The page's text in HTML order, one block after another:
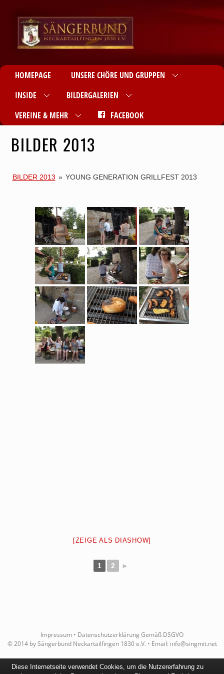
HOMEPAGE
UNSERE CHÖRE UND GRUPPEN
INSIDE
BILDERGALERIEN
VEREINE & MEHR
FACEBOOK
BILDER 2013
BILDER 2013 » YOUNG GENERATION GRILLFEST 2013
[ZEIGE ALS DIASHOW]
1 2 ►
Impressum • Datenschutzerklärung Gemäß DSGVO
© 2014 by Sängerbund Neckartailfingen 1830 e.V. • Email: info@singmit.net
Diese Internetseite verwendet Cookies, um die Nutzererfahrung zu